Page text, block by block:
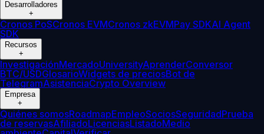
Desarrolladores
+
Cronos PoSCronos EVMCronos zkEVMPay SDKAI Agent
SDK
Recursos
+
InvestigaciónMercadoUniversityAprenderConversor
BTC/USDGlosarioWidgets de preciosBot de
TelegramAsistenciaCrypto Overview
Empresa
+
Quiénes somosRoadmapEmpleoSociosSeguridadPrueba
de reservasAfiliadoLicenciasListadoMedio